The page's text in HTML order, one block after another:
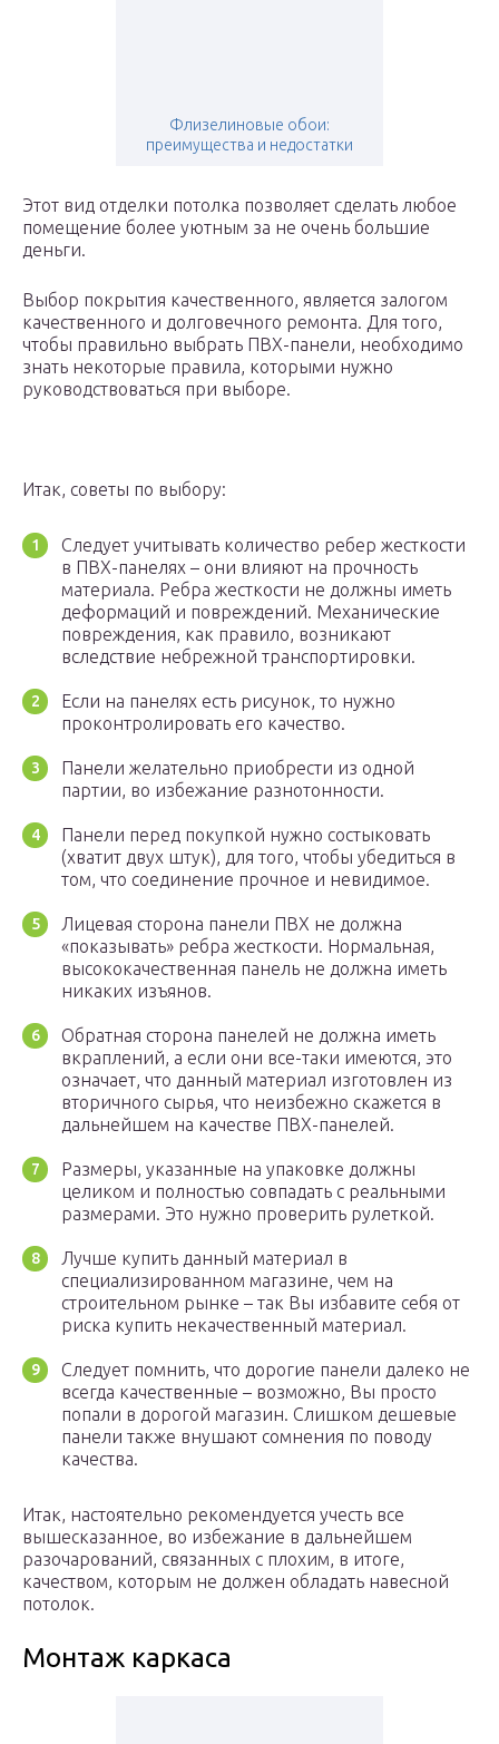
Флизелиновые обои:
преимущества и недостатки
Этот вид отделки потолка позволяет сделать любое
помещение более уютным за не очень большие
деньги.
Выбор покрытия качественного, является залогом
качественного и долговечного ремонта. Для того,
чтобы правильно выбрать ПВХ-панели, необходимо
знать некоторые правила, которыми нужно
руководствоваться при выборе.
Итак, советы по выбору:
Следует учитывать количество ребер жесткости
в ПВХ-панелях – они влияют на прочность
материала. Ребра жесткости не должны иметь
деформаций и повреждений. Механические
повреждения, как правило, возникают
вследствие небрежной транспортировки.
Если на панелях есть рисунок, то нужно
проконтролировать его качество.
Панели желательно приобрести из одной
партии, во избежание разнотонности.
Панели перед покупкой нужно состыковать
(хватит двух штук), для того, чтобы убедиться в
том, что соединение прочное и невидимое.
Лицевая сторона панели ПВХ не должна
«показывать» ребра жесткости. Нормальная,
высококачественная панель не должна иметь
никаких изъянов.
Обратная сторона панелей не должна иметь
вкраплений, а если они все-таки имеются, это
означает, что данный материал изготовлен из
вторичного сырья, что неизбежно скажется в
дальнейшем на качестве ПВХ-панелей.
Размеры, указанные на упаковке должны
целиком и полностью совпадать с реальными
размерами. Это нужно проверить рулеткой.
Лучше купить данный материал в
специализированном магазине, чем на
строительном рынке – так Вы избавите себя от
риска купить некачественный материал.
Следует помнить, что дорогие панели далеко не
всегда качественные – возможно, Вы просто
попали в дорогой магазин. Слишком дешевые
панели также внушают сомнения по поводу
качества.
Итак, настоятельно рекомендуется учесть все
вышесказанное, во избежание в дальнейшем
разочарований, связанных с плохим, в итоге,
качеством, которым не должен обладать навесной
потолок.
Монтаж каркаса